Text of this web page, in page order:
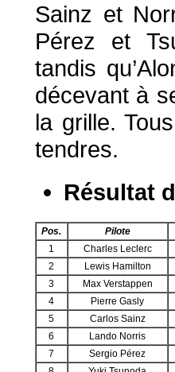
Sainz et
Pérez et
tandis
décevant à
la grille.
tendres.
Résultat
Pos.
Pilote
1
Charles Leclerc
2
Lewis Hamilton
3
Max Verstappen
4
Pierre Gasly
5
Carlos Sainz
6
Lando Norris
7
Sergio Pérez